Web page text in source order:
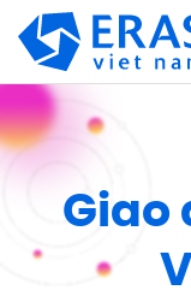
qua
dung
Giao